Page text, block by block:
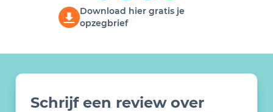
Download hier gratis je
opzegbrief
Schrijf een review over